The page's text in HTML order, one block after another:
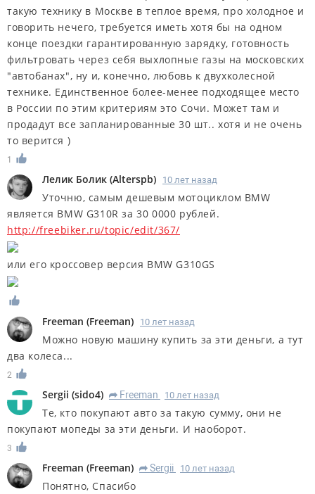
такую технику в Москве в теплое время, про холодное и
говорить нечего, требуется иметь хотя бы на одном
конце поездки гарантированную зарядку, готовность
фильтровать через себя выхлопные газы на московских
"автобанах", ну и, конечно, любовь к двухколесной
технике. Единственное более-менее подходящее место
в России по этим критериям это Сочи. Может там и
продадут все запланированные 30 шт.. хотя и не очень
то верится )
1
Лелик Болик (Alterspb) 10 лет назад
Уточню, самым дешевым мотоциклом BMW
является BMW G310R за 30 0000 рублей.
http://freebiker.ru/topic/edit/367/
или его кроcсовер версия BMW G310GS
Freeman (Freeman) 10 лет назад
Можно новую машину купить за эти деньги, а тут
два колеса...
2
Sergii (sido4) R Freeman 10 лет назад
Те, кто покупают авто за такую сумму, они не
покупают мопеды за эти деньги. И наоборот.
3
Freeman (Freeman) R Sergii 10 лет назад
Понятно, Спасибо